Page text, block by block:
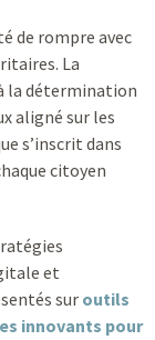
de rompre avec
La
la détermination
aligné sur les
s’inscrit dans
citoyen
et
sur outils
innovants pour